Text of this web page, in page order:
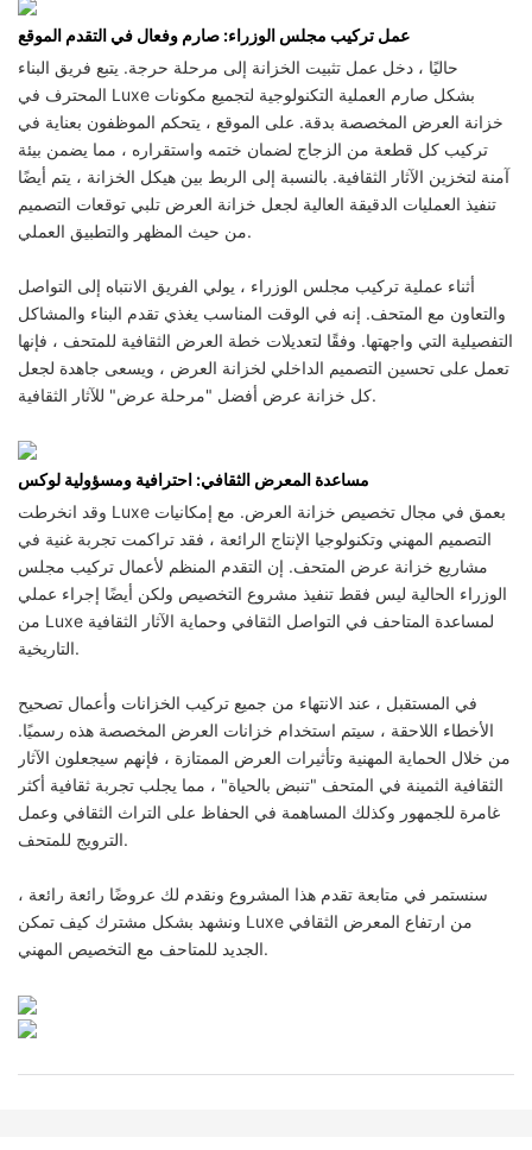
عمل تركيب مجلس الوزراء: صارم وفعال في التقدم الموقع
حاليًا ، دخل عمل تثبيت الخزانة إلى مرحلة حرجة. يتبع فريق البناء
المحترف في Luxe بشكل صارم العملية التكنولوجية لتجميع مكونات
خزانة العرض المخصصة بدقة. على الموقع ، يتحكم الموظفون بعناية في
تركيب كل قطعة من الزجاج لضمان ختمه واستقراره ، مما يضمن بيئة
آمنة لتخزين الآثار الثقافية. بالنسبة إلى الربط بين هيكل الخزانة ، يتم أيضًا
تنفيذ العمليات الدقيقة العالية لجعل خزانة العرض تلبي توقعات التصميم
من حيث المظهر والتطبيق العملي.
أثناء عملية تركيب مجلس الوزراء ، يولي الفريق الانتباه إلى التواصل
والتعاون مع المتحف. إنه في الوقت المناسب يغذي تقدم البناء والمشاكل
التفصيلية التي واجهتها. وفقًا لتعديلات خطة العرض الثقافية للمتحف ، فإنها
تعمل على تحسين التصميم الداخلي لخزانة العرض ، ويسعى جاهدة لجعل
كل خزانة عرض أفضل "مرحلة عرض" للآثار الثقافية.
مساعدة المعرض الثقافي: احترافية ومسؤولية لوكس
وقد انخرطت Luxe بعمق في مجال تخصيص خزانة العرض. مع إمكانيات
التصميم المهني وتكنولوجيا الإنتاج الرائعة ، فقد تراكمت تجربة غنية في
مشاريع خزانة عرض المتحف. إن التقدم المنظم لأعمال تركيب مجلس
الوزراء الحالية ليس فقط تنفيذ مشروع التخصيص ولكن أيضًا إجراء عملي
من Luxe لمساعدة المتاحف في التواصل الثقافي وحماية الآثار الثقافية
التاريخية.
في المستقبل ، عند الانتهاء من جميع تركيب الخزانات وأعمال تصحيح
الأخطاء اللاحقة ، سيتم استخدام خزانات العرض المخصصة هذه رسميًا.
من خلال الحماية المهنية وتأثيرات العرض الممتازة ، فإنهم سيجعلون الآثار
الثقافية الثمينة في المتحف "تنبض بالحياة" ، مما يجلب تجربة ثقافية أكثر
غامرة للجمهور وكذلك المساهمة في الحفاظ على التراث الثقافي وعمل
الترويج للمتحف.
سنستمر في متابعة تقدم هذا المشروع ونقدم لك عروضًا رائعة رائعة ،
ونشهد بشكل مشترك كيف تمكن Luxe من ارتفاع المعرض الثقافي
الجديد للمتاحف مع التخصيص المهني.